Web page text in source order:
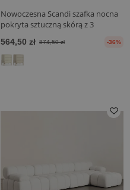
Nowoczesna Scandi szafka nocna
pokryta sztuczną skórą z 3
drewnianymi nogami - Bennis
564,50 zł 874,50 zł -36%